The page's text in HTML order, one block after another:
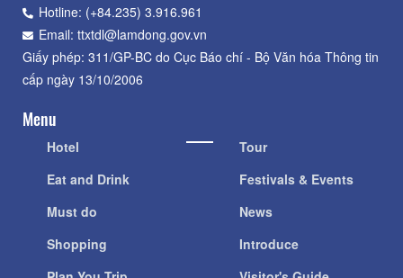
Hotline: (+84.235) 3.916.961
Email: ttxtdl@lamdong.gov.vn
Giấy phép: 311/GP-BC do Cục Báo chí - Bộ Văn hóa Thông tin
cấp ngày 13/10/2006
Menu
Hotel
Eat and Drink
Must do
Shopping
Tour
Festivals & Events
News
Introduce